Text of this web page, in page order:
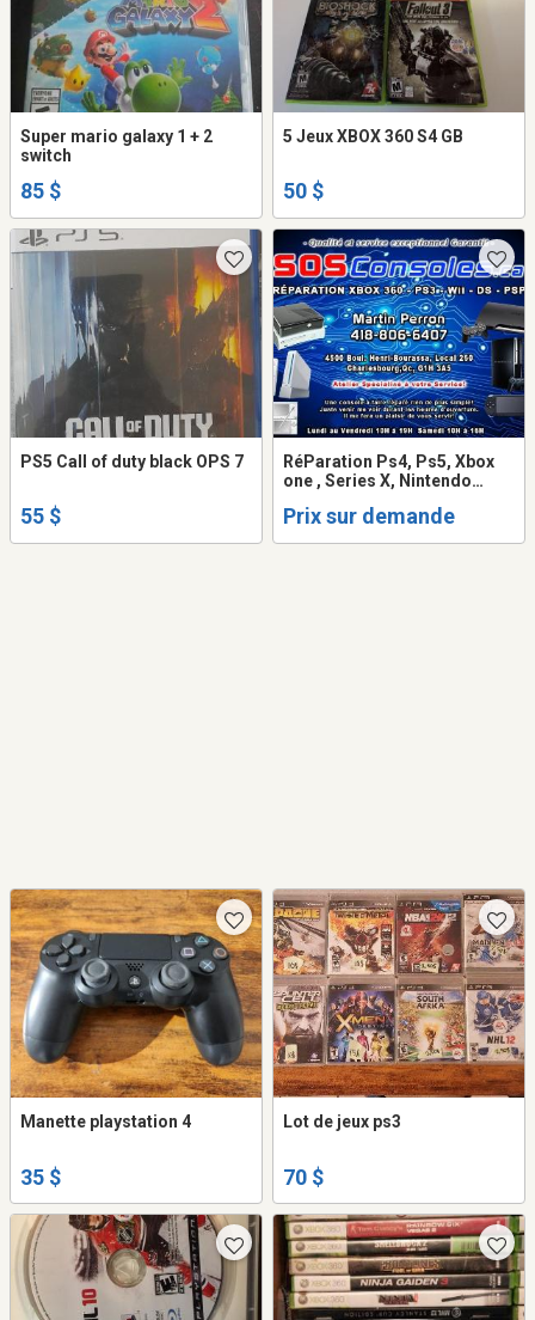
Super mario galaxy 1 + 2
switch
85 $
5 Jeux XBOX 360 S4 GB
50 $
PS5 Call of duty black OPS 7
55 $
RéParation Ps4, Ps5, Xbox
one , Series X, Nintendo
Prix sur demande
Manette playstation 4
35 $
Lot de jeux ps3
70 $